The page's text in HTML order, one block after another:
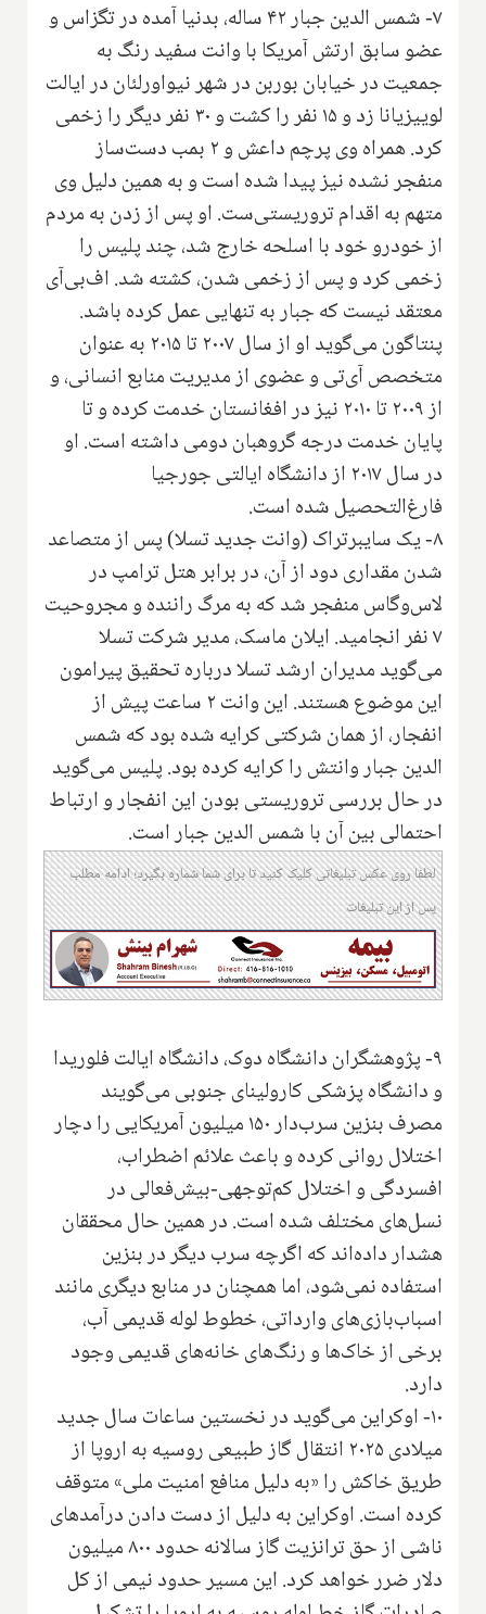
۷- شمس الدین جبار ۴۲ ساله، بدنیا آمده در تگزاس و
عضو سابق ارتش آمریکا با وانت سفید رنگ به
جمعیت در خیابان بوربن در شهر نیواورلئان در ایالت
لوییزیانا زد و ۱۵ نفر را کشت و ۳۰ نفر دیگر را زخمی
کرد. همراه وی پرچم داعش و ۲ بمب دست‌ساز
منفجر نشده نیز پیدا شده است و به همین دلیل وی
متهم به اقدام تروریستی‌ست. او پس از زدن به مردم
از خودرو خود با اسلحه خارج شد، چند پلیس را
زخمی کرد و پس از زخمی شدن، کشته شد. اف‌بی‌آی
معتقد نیست که جبار به تنهایی عمل کرده باشد.
پنتاگون می‌گوید او از سال ۲۰۰۷ تا ۲۰۱۵ به عنوان
متخصص آی‌تی و عضوی از مدیریت منابع انسانی، و
از ۲۰۰۹ تا ۲۰۱۰ نیز در افغانستان خدمت کرده و تا
پایان خدمت درجه گروهبان دومی داشته است. او
در سال ۲۰۱۷ از دانشگاه ایالتی جورجیا
فارغ‌التحصیل شده است.
۸- یک سایبرتراک (وانت جدید تسلا) پس از متصاعد
شدن مقداری دود از آن، در برابر هتل ترامپ در
لاس‌وگاس منفجر شد که به مرگ راننده و مجروحیت
۷ نفر انجامید. ایلان ماسک، مدیر شرکت تسلا
می‌گوید مدیران ارشد تسلا درباره تحقیق پیرامون
این موضوع هستند. این وانت ۲ ساعت پیش از
انفجار، از همان شرکتی کرایه شده بود که شمس
الدین جبار وانتش را کرایه کرده بود. پلیس می‌گوید
در حال بررسی تروریستی بودن این انفجار و ارتباط
احتمالی بین آن با شمس الدین جبار است.
لطفا روی عکس تبلیغاتی کلیک کنید تا برای شما شماره بگیرد؛ ادامه مطلب
پس از این تبلیغات
۹- پژوهشگران دانشگاه دوک، دانشگاه ایالت فلوریدا
و دانشگاه پزشکی کارولینای جنوبی می‌گویند
مصرف بنزین سرب‌دار ۱۵۰ میلیون آمریکایی را دچار
اختلال روانی کرده و باعث علائم اضطراب،
افسردگی و اختلال کم‌توجهی-بیش‌فعالی در
نسل‌های مختلف شده است. در همین حال محققان
هشدار داده‌اند که اگرچه سرب دیگر در بنزین
استفاده نمی‌شود، اما همچنان در منابع دیگری مانند
اسباب‌بازی‌های وارداتی، خطوط لوله قدیمی آب،
برخی از خاک‌ها و رنگ‌های خانه‌های قدیمی وجود
دارد.
۱۰- اوکراین می‌گوید در نخستین ساعات سال جدید
میلادی ۲۰۲۵ انتقال گاز طبیعی روسیه به اروپا از
طریق خاکش را «به دلیل منافع امنیت ملی» متوقف
کرده است. اوکراین به دلیل از دست دادن درآمدهای
ناشی از حق ترانزیت گاز سالانه حدود ۸۰۰ میلیون
دلار ضرر خواهد کرد. این مسیر حدود نیمی از کل